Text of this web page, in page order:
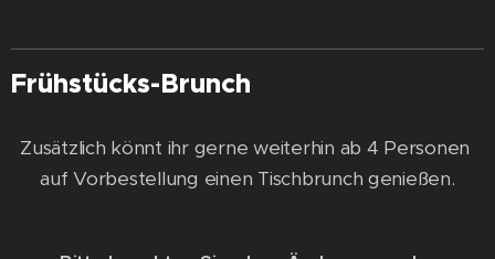
Frühstücks-Brunch
Zusätzlich könnt ihr gerne weiterhin ab 4 Personen
auf Vorbestellung einen Tischbrunch genießen.